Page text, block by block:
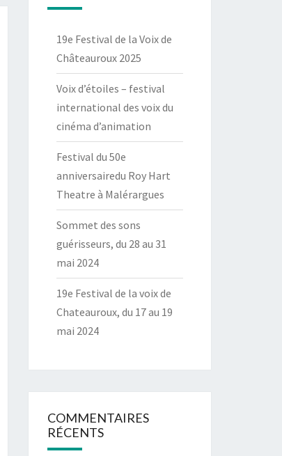
19e Festival de la Voix de
Châteauroux 2025
Voix d’étoiles – festival
international des voix du
cinéma d’animation
Festival du 50e
anniversairedu Roy Hart
Theatre à Malérargues
Sommet des sons
guérisseurs, du 28 au 31
mai 2024
19e Festival de la voix de
Chateauroux, du 17 au 19
mai 2024
COMMENTAIRES
RÉCENTS